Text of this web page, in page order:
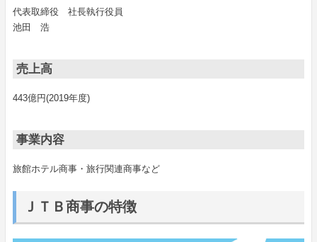
代表取締役 社長執行役員
池田 浩
売上高
443億円(2019年度)
事業内容
旅館ホテル商事・旅行関連商事など
ＪＴＢ商事の特徴